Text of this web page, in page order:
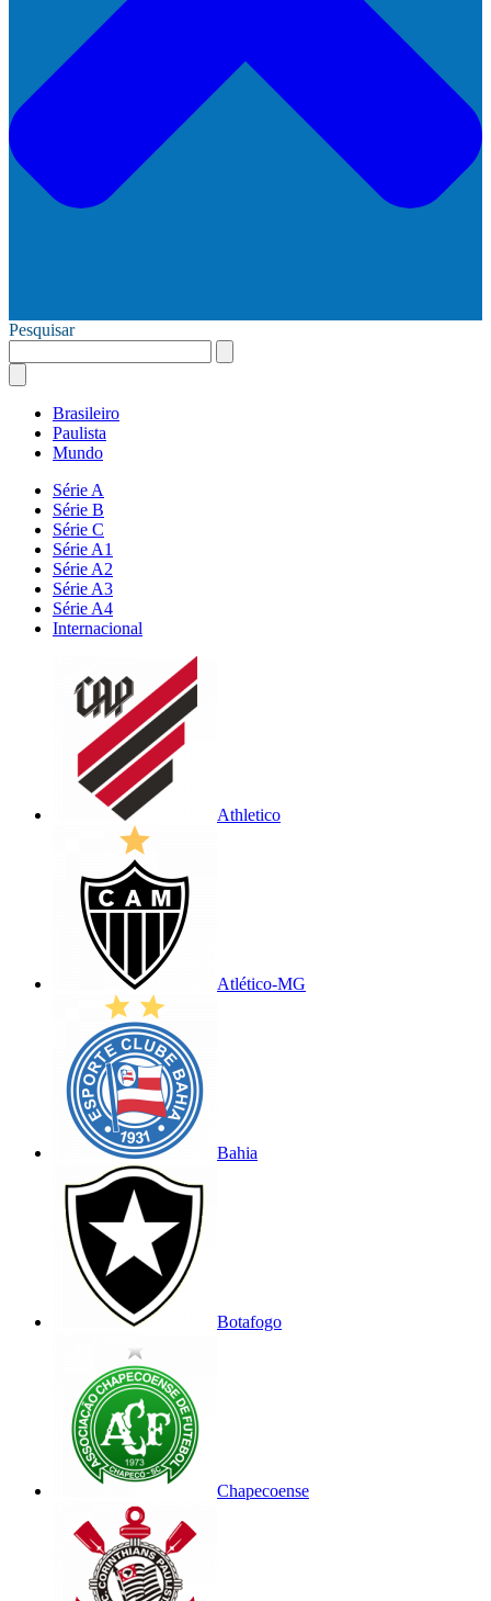
Pesquisar
Brasileiro
Paulista
Mundo
Série A
Série B
Série C
Série A1
Série A2
Série A3
Série A4
Internacional
Athletico
Atlético-MG
Bahia
Botafogo
Chapecoense